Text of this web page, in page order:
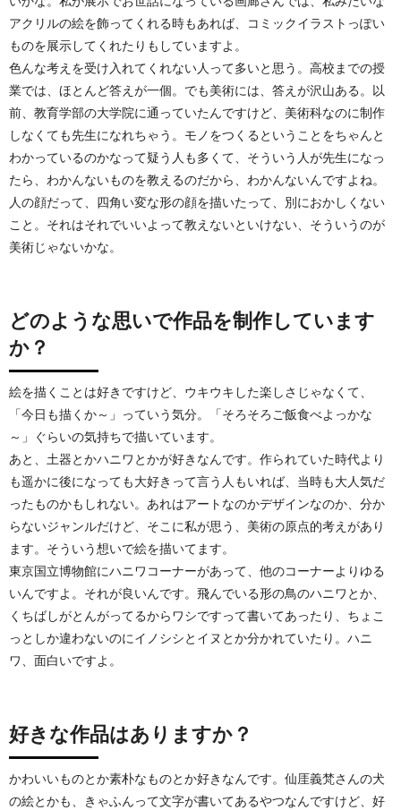
アクリルの絵を飾ってくれる時もあれば、コミックイラストっぽい
ものを展示してくれたりもしていますよ。
色んな考えを受け入れてくれない人って多いと思う。高校までの授
業では、ほとんど答えが一個。でも美術には、答えが沢山ある。以
前、教育学部の大学院に通っていたんですけど、美術科なのに制作
しなくても先生になれちゃう。モノをつくるということをちゃんと
わかっているのかなって疑う人も多くて、そういう人が先生になっ
たら、わかんないものを教えるのだから、わかんないんですよね。
人の顔だって、四角い変な形の顔を描いたって、別におかしくない
こと。それはそれでいいよって教えないといけない、そういうのが
美術じゃないかな。
どのような思いで作品を制作しています
か？
絵を描くことは好きですけど、ウキウキした楽しさじゃなくて、
「今日も描くか～」っていう気分。「そろそろご飯食べよっかな
～」ぐらいの気持ちで描いています。
あと、土器とかハニワとかが好きなんです。作られていた時代より
も遥かに後になっても大好きって言う人もいれば、当時も大人気だ
ったものかもしれない。あれはアートなのかデザインなのか、分か
らないジャンルだけど、そこに私が思う、美術の原点的考えがあり
ます。そういう想いで絵を描いてます。
東京国立博物館にハニワコーナーがあって、他のコーナーよりゆる
いんですよ。それが良いんです。飛んでいる形の鳥のハニワとか、
くちばしがとんがってるからワシですって書いてあったり、ちょこ
っとしか違わないのにイノシシとイヌとか分かれていたり。ハニ
ワ、面白いですよ。
好きな作品はありますか？
かわいいものとか素朴なものとか好きなんです。仙厓義梵さんの犬
の絵とかも、きゃふんって文字が書いてあるやつなんですけど、好